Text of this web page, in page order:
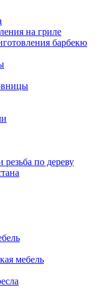
на гриле
барбекю
резьба по дереву
мебель